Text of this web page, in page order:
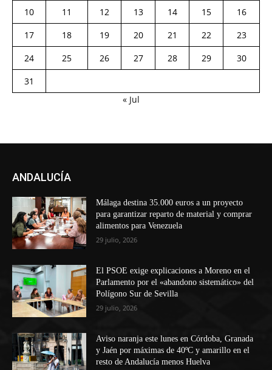
10
11 12 13 14 15
16
17
18 19 20 21 22
23
24
25 26 27 28 29
30
31
« Jul
ANDALUCÍA
Málaga destina 35.000 euros a un proyecto
para garantizar reparto de material y comprar
alimentos para Venezuela
29 julio, 2026
El PSOE exige explicaciones a Moreno en el
Parlamento por el «abandono sistemático» del
Polígono Sur de Sevilla
29 julio, 2026
Aviso naranja este lunes en Córdoba, Granada
y Jaén por máximas de 40ºC y amarillo en el
resto de Andalucía menos Huelva